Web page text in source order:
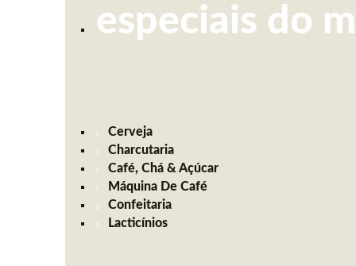
especiais do
Cerveja
Charcutaria
Café, Chá & Açúcar
Máquina De Café
Confeitaria
Lacticínios